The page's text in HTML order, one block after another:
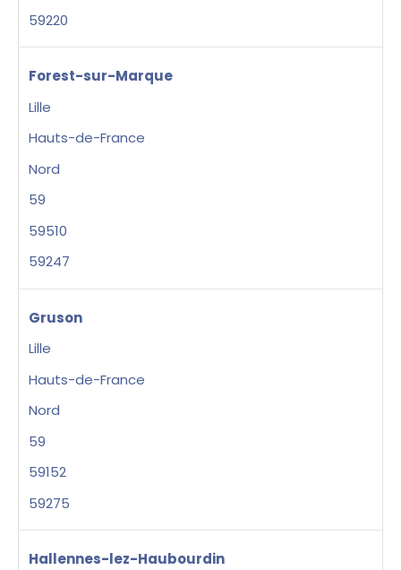
59220
Forest-sur-Marque
Lille
Hauts-de-France
Nord
59
59510
59247
Gruson
Lille
Hauts-de-France
Nord
59
59152
59275
Hallennes-lez-Haubourdin